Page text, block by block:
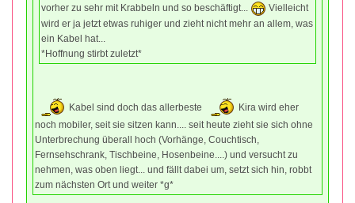
vorher zu sehr mit Krabbeln und so beschäftigt...
Vielleicht
wird er ja jetzt etwas ruhiger und zieht nicht mehr an allem, was
ein Kabel hat...
*Hoffnung stirbt zuletzt*
Kabel sind doch das allerbeste
Kira wird eher
noch mobiler, seit sie sitzen kann.... seit heute zieht sie sich ohne
Unterbrechung überall hoch (Vorhänge, Couchtisch,
Fernsehschrank, Tischbeine, Hosenbeine....) und versucht zu
nehmen, was oben liegt... und fällt dabei um, setzt sich hin, robbt
zum nächsten Ort und weiter *g*